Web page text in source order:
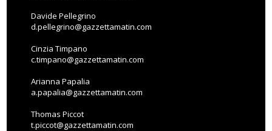
Davide Pellegrino
d.pellegrino@gazzettamatin.com
Cinzia Timpano
c.timpano@gazzettamatin.com
Arianna Papalia
a.papalia@gazzettamatin.com
Thomas Piccot
t.piccot@gazzettamatin.com